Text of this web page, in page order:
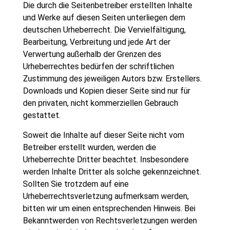
Die durch die Seitenbetreiber erstellten Inhalte
und Werke auf diesen Seiten unterliegen dem
deutschen Urheberrecht. Die Vervielfältigung,
Bearbeitung, Verbreitung und jede Art der
Verwertung außerhalb der Grenzen des
Urheberrechtes bedürfen der schriftlichen
Zustimmung des jeweiligen Autors bzw. Erstellers.
Downloads und Kopien dieser Seite sind nur für
den privaten, nicht kommerziellen Gebrauch
gestattet.
Soweit die Inhalte auf dieser Seite nicht vom
Betreiber erstellt wurden, werden die
Urheberrechte Dritter beachtet. Insbesondere
werden Inhalte Dritter als solche gekennzeichnet.
Sollten Sie trotzdem auf eine
Urheberrechtsverletzung aufmerksam werden,
bitten wir um einen entsprechenden Hinweis. Bei
Bekanntwerden von Rechtsverletzungen werden